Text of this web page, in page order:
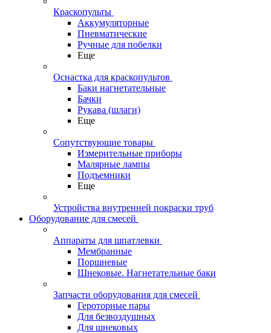
Краскопульты
Аккумуляторные
Пневматические
Ручные для побелки
Еще
Оснастка для краскопультов
Баки нагнетательные
Бачки
Рукава (шлаги)
Еще
Сопутствующие товары
Измерительные приборы
Малярные лампы
Подъемники
Еще
Устройства внутренней покраски труб
Оборудование для смесей
Аппараты для шпатлевки
Мембранные
Поршневые
Шнековые. Нагнетательные баки
Запчасти оборудования для смесей
Героторные пары
Для безвоздушных
Для шнековых